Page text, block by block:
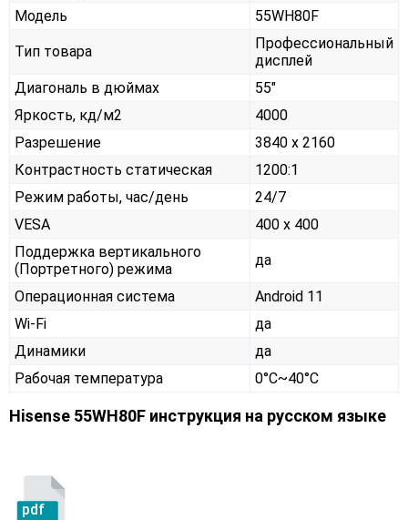
Модель
55WH80F
Тип товара
Профессиональный
дисплей
Диагональ в дюймах
55"
Яркость, кд/м2
4000
Разрешение
3840 x 2160
Контрастность статическая
1200:1
Режим работы, час/день
24/7
VESA
400 x 400
Поддержка вертикального
(Портретного) режима
да
Операционная система
Android 11
Wi-Fi
да
Динамики
да
Рабочая температура
0°C~40°C
Hisense 55WH80F инструкция на русском языке
pdf